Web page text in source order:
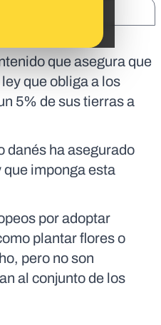
que asegura que
que obliga a los
5% de sus tierras a
danés ha asegurado
que imponga esta
por adoptar
plantar flores o
pero no son
al conjunto de los